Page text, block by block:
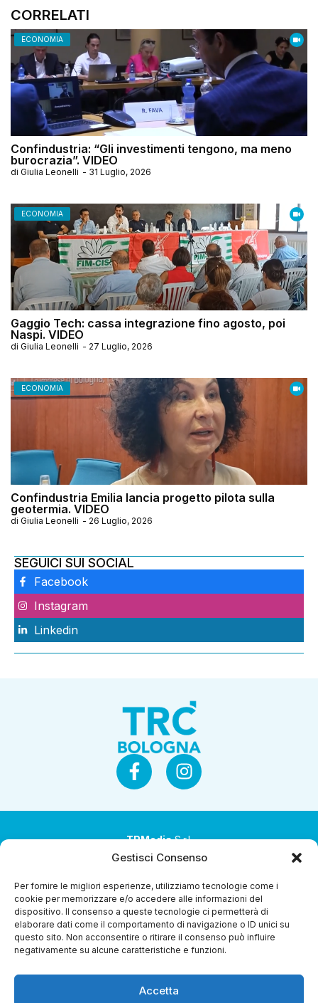
Gestisci Consenso
Per fornire le migliori esperienze, utilizziamo tecnologie come i
cookie per memorizzare e/o accedere alle informazioni del
dispositivo. Il consenso a queste tecnologie ci permetterà di
elaborare dati come il comportamento di navigazione o ID unici su
questo sito. Non acconsentire o ritirare il consenso può influire
negativamente su alcune caratteristiche e funzioni.
Accetta
CORRELATI
ECONOMIA
Confindustria: “Gli investimenti tengono, ma meno
burocrazia”. VIDEO
di Giulia Leonelli - 31 Luglio, 2026
ECONOMIA
Gaggio Tech: cassa integrazione fino agosto, poi
Naspi. VIDEO
di Giulia Leonelli - 27 Luglio, 2026
ECONOMIA
Confindustria Emilia lancia progetto pilota sulla
geotermia. VIDEO
di Giulia Leonelli - 26 Luglio, 2026
SEGUICI SUI SOCIAL
Facebook
Instagram
Linkedin
TRMediaS.r.l.
Società a socio unico
Società sottoposta ad attività di direzione e
coordinamento da parte di Coop Alleanza 3.0 Soc. Coop.
Sede legale: via Ragazzi del ’99 nr. 51 42124 Reggio Emilia
(RE)
Capitale sociale € 1.040.000 i.v.